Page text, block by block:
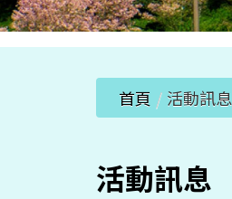
首頁 / 活動訊息
活動訊息